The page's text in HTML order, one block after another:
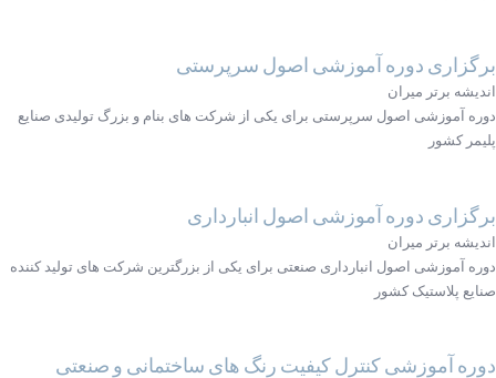
برگزاری دوره آموزشی اصول سرپرستی
اندیشه برتر میران
دوره آموزشی اصول سرپرستی برای یکی از شرکت های بنام و بزرگ تولیدی صنایع
پلیمر کشور
برگزاری دوره آموزشی اصول انبارداری
اندیشه برتر میران
دوره آموزشی اصول انبارداری صنعتی برای یکی از بزرگترین شرکت های تولید کننده
صنایع پلاستیک کشور
دوره آموزشی کنترل کیفیت رنگ های ساختمانی و صنعتی